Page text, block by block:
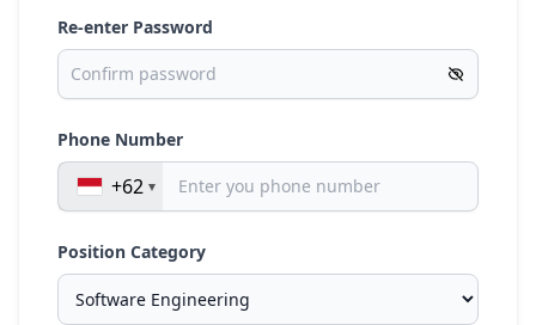
Re-enter Password
Phone Number
+62
Position Category